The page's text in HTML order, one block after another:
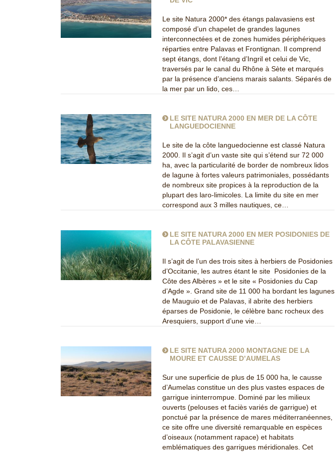
Le site Natura 2000* des étangs palavasiens est
composé d’un chapelet de grandes lagunes
interconnectées et de zones humides périphériques
réparties entre Palavas et Frontignan. Il comprend
sept étangs, dont l’étang d’Ingril et celui de Vic,
traversés par le canal du Rhône à Sète et marqués
par la présence d’anciens marais salants. Séparés de
la mer par un lido, ces…
LE SITE NATURA 2000 EN MER DE LA CÔTE
LANGUEDOCIENNE
Le site de la côte languedocienne est classé Natura
2000. Il s’agit d’un vaste site qui s’étend sur 72 000
ha, avec la particularité de border de nombreux lidos
de lagune à fortes valeurs patrimoniales, possédants
de nombreux site propices à la reproduction de la
plupart des laro-limicoles. La limite du site en mer
correspond aux 3 milles nautiques, ce…
LE SITE NATURA 2000 EN MER POSIDONIES DE
LA CÔTE PALAVASIENNE
Il s’agit de l’un des trois sites à herbiers de Posidonies
d’Occitanie, les autres étant le site Posidonies de la
Côte des Albères » et le site « Posidonies du Cap
d’Agde ». Grand site de 11 000 ha bordant les lagunes
de Mauguio et de Palavas, il abrite des herbiers
éparses de Posidonie, le célèbre banc rocheux des
Aresquiers, support d’une vie…
LE SITE NATURA 2000 MONTAGNE DE LA
MOURE ET CAUSSE D’AUMELAS
Sur une superficie de plus de 15 000 ha, le causse
d’Aumelas constitue un des plus vastes espaces de
garrigue ininterrompue. Dominé par les milieux
ouverts (pelouses et faciès variés de garrigue) et
ponctué par la présence de mares méditerranéennes,
ce site offre une diversité remarquable en espèces
d’oiseaux (notamment rapace) et habitats
emblématiques des garrigues méridionales. Cet